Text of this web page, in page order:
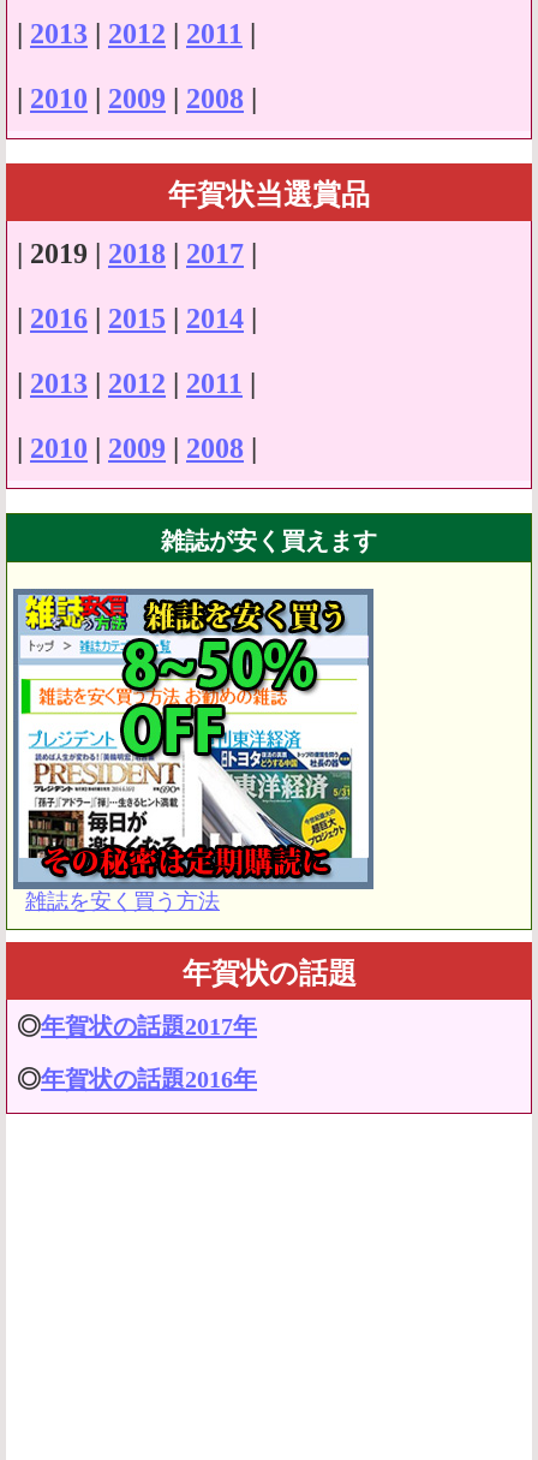
| 2013 | 2012 | 2011 |
| 2010 | 2009 | 2008 |
年賀状当選賞品
| 2019 | 2018 | 2017 |
| 2016 | 2015 | 2014 |
| 2013 | 2012 | 2011 |
| 2010 | 2009 | 2008 |
雑誌が安く買えます
雑誌を安く買う方法
年賀状の話題
◎年賀状の話題2017年
◎年賀状の話題2016年